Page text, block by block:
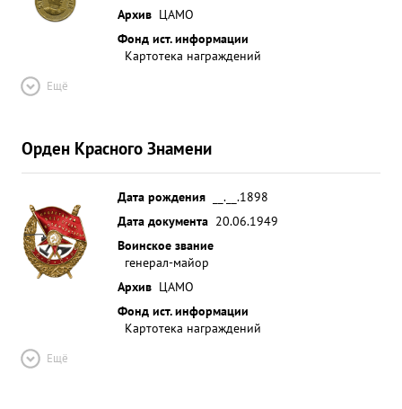
Архив ЦАМО
Фонд ист. информации
Картотека награждений
Ещё
Орден Красного Знамени
Дата рождения
__.__.1898
Дата документа 20.06.1949
Воинское звание
генерал-майор
Архив ЦАМО
Фонд ист. информации
Картотека награждений
Ещё